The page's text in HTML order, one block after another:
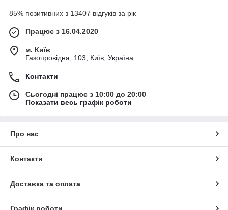
85% позитивних з 13407 відгуків за рік
Працює з 16.04.2020
м. Київ
Газопровідна, 103, Київ, Україна
Контакти
Сьогодні працює з 10:00 до 20:00
Показати весь графік роботи
Про нас
Контакти
Доставка та оплата